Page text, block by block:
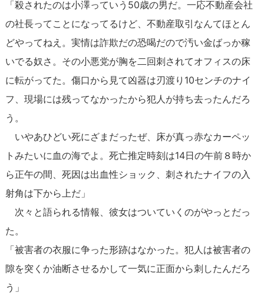
「殺されたのは小澤っていう50歳の男だ。一応不動産会社
の社長ってことになってるけど、不動産取引なんてほとん
どやってねえ。実情は詐欺だの恐喝だので汚い金ばっか稼
いでる奴さ。その小悪党が胸を二回刺されてオフィスの床
に転がってた。傷口から見て凶器は刃渡り10センチのナイ
フ、現場には残ってなかったから犯人が持ち去ったんだろ
う。
いやあひどい死にざまだったぜ、床が真っ赤なカーペッ
トみたいに血の海でよ。死亡推定時刻は14日の午前８時か
ら正午の間、死因は出血性ショック、刺されたナイフの入
射角は下から上だ」
次々と語られる情報、彼女はついていくのがやっとだっ
た。
「被害者の衣服に争った形跡はなかった。犯人は被害者の
隙を突くか油断させるかして一気に正面から刺したんだろ
う」